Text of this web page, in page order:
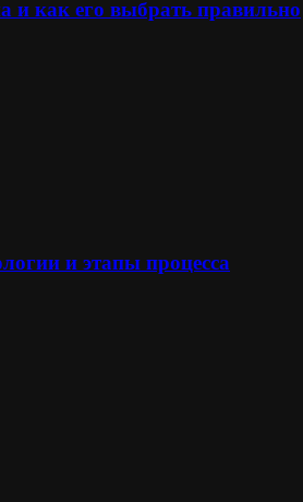
и как его выбрать правильно
и этапы процесса